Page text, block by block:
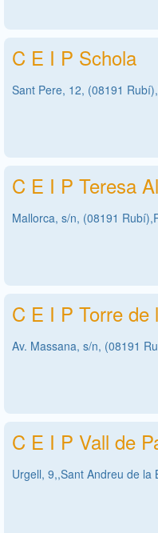
C E I P Schola
Sant Pere, 12, (08191
C E I P Teresa
Mallorca, s/n, (08191
C E I P Torre de
Av. Massana, s/n, (08191
C E I P Vall de
Urgell, 9,,Sant Andreu de la